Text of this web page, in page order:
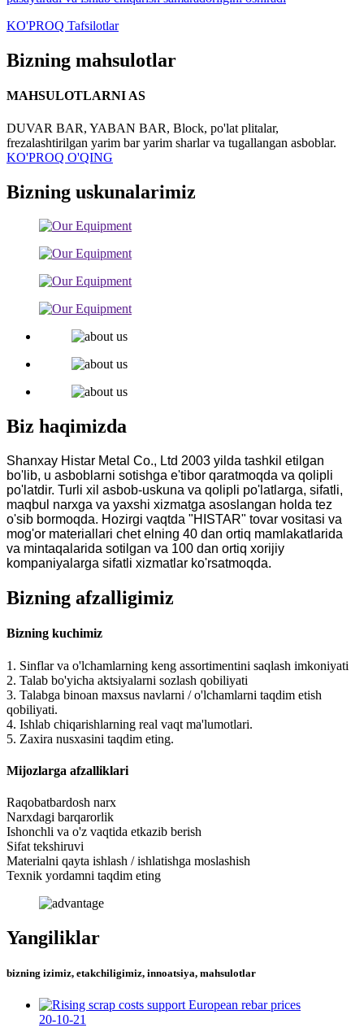
KO'PROQ Tafsilotlar
Bizning mahsulotlar
MAHSULOTLARNI AS
DUVAR BAR, YABAN BAR, Block, po'lat plitalar,
frezalashtirilgan yarim bar yarim sharlar va tugallangan asboblar.
KO'PROQ O'QING
Bizning uskunalarimiz
Biz haqimizda
Shanxay Histar Metal Co., Ltd 2003 yilda tashkil etilgan
bo'lib, u asboblarni sotishga e'tibor qaratmoqda va qolipli
po'latdir. Turli xil asbob-uskuna va qolipli po'latlarga, sifatli,
maqbul narxga va yaxshi xizmatga asoslangan holda tez
o'sib bormoqda. Hozirgi vaqtda "HISTAR" tovar vositasi va
mog'or materiallari chet elning 40 dan ortiq mamlakatlarida
va mintaqalarida sotilgan va 100 dan ortiq xorijiy
kompaniyalarga sifatli xizmatlar ko'rsatmoqda.
Bizning afzalligimiz
Bizning kuchimiz
1. Sinflar va o'lchamlarning keng assortimentini saqlash imkoniyati
2. Talab bo'yicha aktsiyalarni sozlash qobiliyati
3. Talabga binoan maxsus navlarni / o'lchamlarni taqdim etish
qobiliyati.
4. Ishlab chiqarishlarning real vaqt ma'lumotlari.
5. Zaxira nusxasini taqdim eting.
Mijozlarga afzalliklari
Raqobatbardosh narx
Narxdagi barqarorlik
Ishonchli va o'z vaqtida etkazib berish
Sifat tekshiruvi
Materialni qayta ishlash / ishlatishga moslashish
Texnik yordamni taqdim eting
Yangiliklar
bizning izimiz, etakchiligimiz, innoatsiya, mahsulotlar
20-10-21